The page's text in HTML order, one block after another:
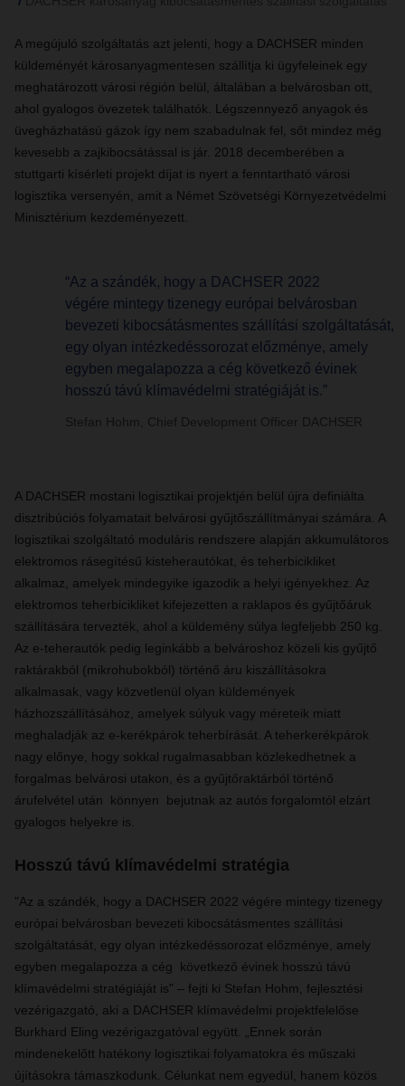
A megújuló szolgáltatás azt jelenti, hogy a DACHSER minden
küldeményét károsanyagmentesen szállítja ki ügyfeleinek egy
meghatározott városi régión belül, általában a belvárosban ott,
ahol gyalogos övezetek találhatók. Légszennyező anyagok és
üvegházhatású gázok így nem szabadulnak fel, sőt mindez még
kevesebb a zajkibocsátással is jár. 2018 decemberében a
stuttgarti kísérleti projekt díjat is nyert a fenntartható városi
logisztika versenyén, amit a Német Szövetségi Környezetvédelmi
Minisztérium kezdeményezett.
“Az a szándék, hogy a DACHSER 2022
végére mintegy tizenegy európai belvárosban
bevezeti kibocsátásmentes szállítási szolgáltatását,
egy olyan intézkedéssorozat előzménye, amely
egyben megalapozza a cég következő évinek
hosszú távú klímavédelmi stratégiáját is.”
Stefan Hohm, Chief Development Officer DACHSER
A DACHSER mostani logisztikai projektjén belül újra definiálta
disztribúciós folyamatait belvárosi gyűjtőszállítmányai számára. A
logisztikai szolgáltató moduláris rendszere alapján akkumulátoros
elektromos rásegítésű kisteherautókat, és teherbicikliket
alkalmaz, amelyek mindegyike igazodik a helyi igényekhez. Az
elektromos teherbicikliket kifejezetten a raklapos és gyűjtőáruk
szállítására tervezték, ahol a küldemény súlya legfeljebb 250 kg.
Az e-teherautók pedig leginkább a belvároshoz közeli kis gyűjtő
raktárakból (mikrohubokból) történő áru kiszállításokra
alkalmasak, vagy közvetlenül olyan küldemények
házhozszállításához, amelyek súlyuk vagy méreteik miatt
meghaladják az e-kerékpárok teherbírását. A teherkerékpárok
nagy előnye, hogy sokkal rugalmasabban közlekedhetnek a
forgalmas belvárosi utakon, és a gyűjtőraktárból történő
árufelvétel után könnyen bejutnak az autós forgalomtól elzárt
gyalogos helyekre is.
Hosszú távú klímavédelmi stratégia
"Az a szándék, hogy a DACHSER 2022 végére mintegy tizenegy
európai belvárosban bevezeti kibocsátásmentes szállítási
szolgáltatását, egy olyan intézkedéssorozat előzménye, amely
egyben megalapozza a cég következő évinek hosszú távú
klímavédelmi stratégiáját is" – fejti ki Stefan Hohm, fejlesztési
vezérigazgató, aki a DACHSER klímavédelmi projektfelelőse
Burkhard Eling vezérigazgatóval együtt. „Ennek során
mindenekelőtt hatékony logisztikai folyamatokra és műszaki
újításokra támaszkodunk. Célunkat nem egyedül, hanem közös